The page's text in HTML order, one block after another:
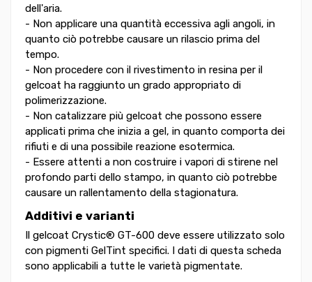
dell'aria.
- Non applicare una quantità eccessiva agli angoli, in
quanto ciò potrebbe causare un rilascio prima del
tempo.
- Non procedere con il rivestimento in resina per il
gelcoat ha raggiunto un grado appropriato di
polimerizzazione.
- Non catalizzare più gelcoat che possono essere
applicati prima che inizia a gel, in quanto comporta dei
rifiuti e di una possibile reazione esotermica.
- Essere attenti a non costruire i vapori di stirene nel
profondo parti dello stampo, in quanto ciò potrebbe
causare un rallentamento della stagionatura.
Additivi e varianti
Il gelcoat Crystic® GT-600 deve essere utilizzato solo
con pigmenti GelTint specifici. I dati di questa scheda
sono applicabili a tutte le varietà pigmentate.